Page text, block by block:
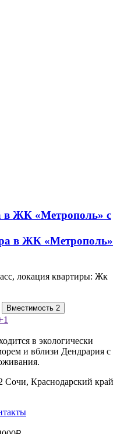
в ЖК «Метрополь» с
локация квартиры: Жк
Вместимость 2
в экологически
и вблизи Дендрария с
Сочи, Краснодарский край